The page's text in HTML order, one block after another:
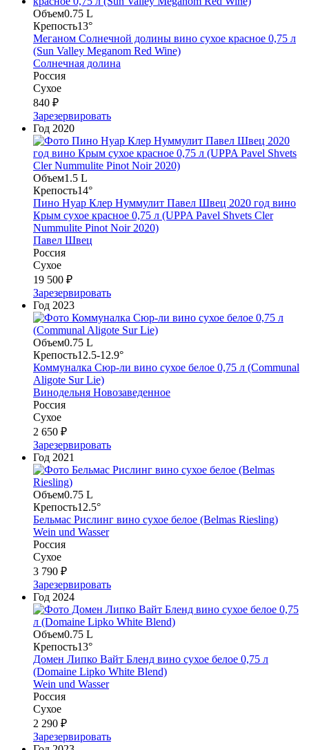
Объем0.75 L
Крепость13°
Меганом Солнечной долины вино сухое красное 0,75 л
(Sun Valley Meganom Red Wine)
Солнечная долина
Россия
Сухое
840 ₽
Зарезервировать
Год 2020
Объем1.5 L
Крепость14°
Пино Нуар Клер Нуммулит Павел Швец 2020 год вино
Крым сухое красное 0,75 л (UPPA Pavel Shvets Cler
Nummulite Pinot Noir 2020)
Павел Швец
Россия
Сухое
19 500 ₽
Зарезервировать
Год 2023
Объем0.75 L
Крепость12.5-12.9°
Коммуналка Сюр-ли вино сухое белое 0,75 л (Communal
Aligote Sur Lie)
Винодельня Новозаведенное
Россия
Сухое
2 650 ₽
Зарезервировать
Год 2021
Объем0.75 L
Крепость12.5°
Бельмас Рислинг вино сухое белое (Belmas Riesling)
Wein und Wasser
Россия
Сухое
3 790 ₽
Зарезервировать
Год 2024
Объем0.75 L
Крепость13°
Домен Липко Вайт Бленд вино сухое белое 0,75 л
(Domaine Lipko White Blend)
Wein und Wasser
Россия
Сухое
2 290 ₽
Зарезервировать